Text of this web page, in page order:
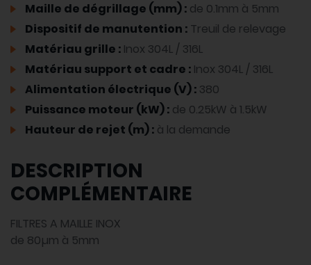
Maille de dégrillage (mm) : de 0.1mm à 5mm
Dispositif de manutention : Treuil de relevage
Matériau grille : Inox 304L / 316L
Matériau support et cadre : Inox 304L / 316L
Alimentation électrique (V) : 380
Puissance moteur (kW) : de 0.25kW à 1.5kW
Hauteur de rejet (m) : à la demande
DESCRIPTION
COMPLÉMENTAIRE
FILTRES A MAILLE INOX
de 80µm à 5mm